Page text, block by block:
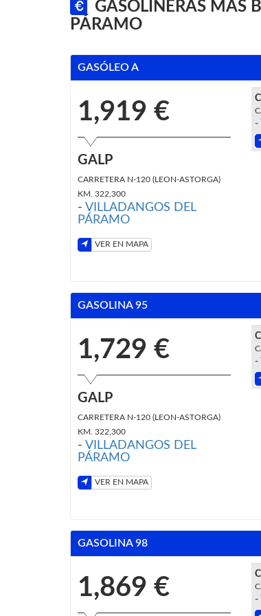
GASOLINERAS MÁS
PÁRAMO
GASÓLEO A
1,919 €
GALP
CARRETERA N-120 (LEON-ASTORGA)
KM. 322,300
- VILLADANGOS DEL
PÁRAMO
VER EN MAPA
-
GASOLINA 95
1,729 €
GALP
CARRETERA N-120 (LEON-ASTORGA)
KM. 322,300
- VILLADANGOS DEL
PÁRAMO
VER EN MAPA
-
GASOLINA 98
1,869 € -